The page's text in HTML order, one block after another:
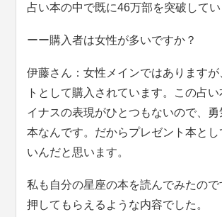
占い本の中で既に46万部を突破してい
ーー購入者は女性が多いですか？
伊藤さん：女性メインではありますが
トとして購入されています。この占
イナスの表現がひとつもないので、勇
本なんです。だからプレゼント本と
いんだと思います。
私も自分の星座の本を読んでみたの
押してもらえるような内容でした。